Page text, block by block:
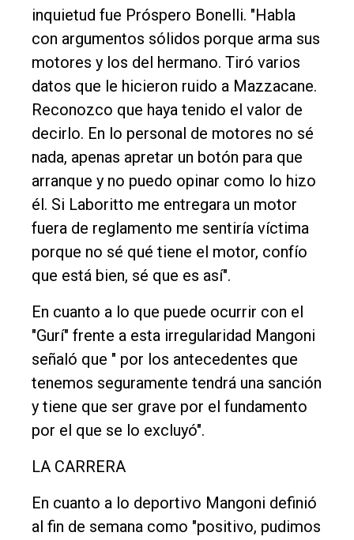
inquietud fue Próspero Bonelli. "Habla
con argumentos sólidos porque arma sus
motores y los del hermano. Tiró varios
datos que le hicieron ruido a Mazzacane.
Reconozco que haya tenido el valor de
decirlo. En lo personal de motores no sé
nada, apenas apretar un botón para que
arranque y no puedo opinar como lo hizo
él. Si Laboritto me entregara un motor
fuera de reglamento me sentiría víctima
porque no sé qué tiene el motor, confío
que está bien, sé que es así".
En cuanto a lo que puede ocurrir con el
"Gurí" frente a esta irregularidad Mangoni
señaló que " por los antecedentes que
tenemos seguramente tendrá una sanción
y tiene que ser grave por el fundamento
por el que se lo excluyó".
LA CARRERA
En cuanto a lo deportivo Mangoni definió
al fin de semana como "positivo, pudimos